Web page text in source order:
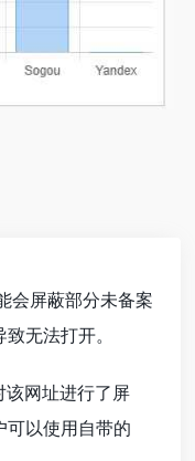
会屏蔽部分未备案
无法打开。
该网址进行了屏
可以使用自带的